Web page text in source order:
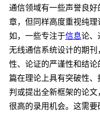
通信领域有一些声誉良
章，但同样高度重视纯理
如，一些专注于信息论、
无线通信系统设计的期
性、论证的严谨性和结
篇在理论上具有突破性
判或提出全新框架的论
很高的录用机会。这需